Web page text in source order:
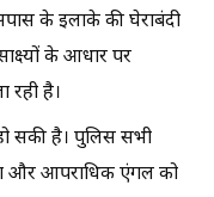
के इलाके की घेराबंदी
के आधार पर
रही है।
सकी है। पुलिस सभी
और आपराधिक एंगल को